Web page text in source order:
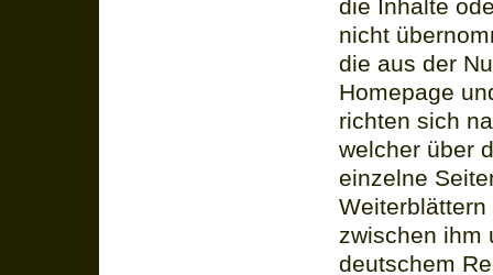
die Inhalte
nicht
die aus der
Homepage
richten sich
welcher über
einzelne
zwischen ihm
deutschem